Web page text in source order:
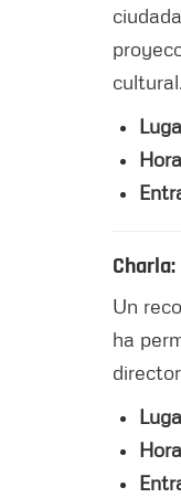
cultural.
Un
ha